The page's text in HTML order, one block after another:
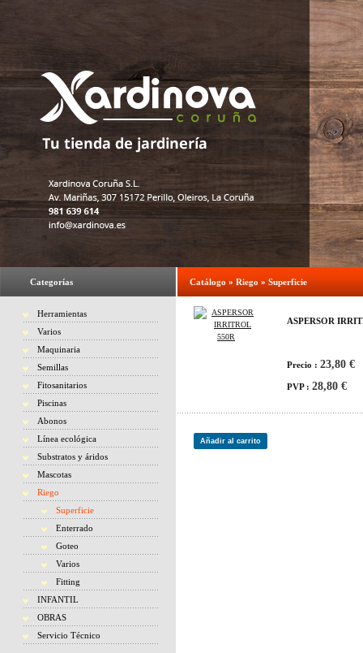
Categorías
Herramientas
Varios
Maquinaria
Semillas
Fitosanitarios
Piscinas
Abonos
Línea ecológica
Substratos y áridos
Mascotas
Riego
Superficie
Enterrado
Goteo
Varios
Fitting
INFANTIL
OBRAS
Servicio Técnico
Catálogo » Riego » Superficie
ASPERSOR
Precio : 23,80 €
PVP : 28,80 €
Añadir al carrito